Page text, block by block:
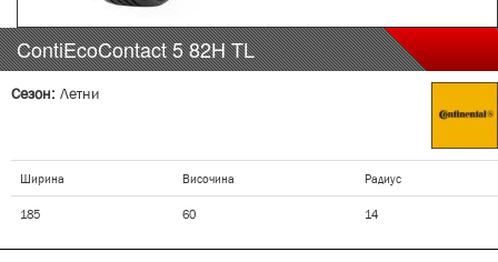
ContiEcoContact 582HTL
Сезон: Летни
Ширина Височина Радиус
185 60 14